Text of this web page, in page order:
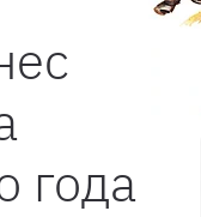
года